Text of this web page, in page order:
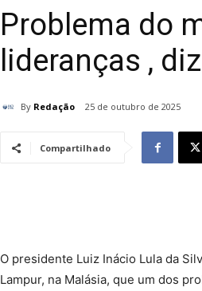
Problema do
lideranças ,
By Redação 25 de outubro de 2025
Compartilhado
O presidente Luiz Inácio Lula da
Lampur, na Malásia, que um dos